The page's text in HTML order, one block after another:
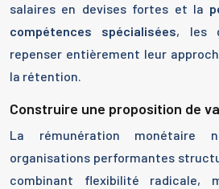
salaires en devises fortes et la
compétences spécialisées, les
repenser entièrement leur
la rétention.
Construire une proposition de
La rémunération
organisations performantes
combinant flexibilité radicale,